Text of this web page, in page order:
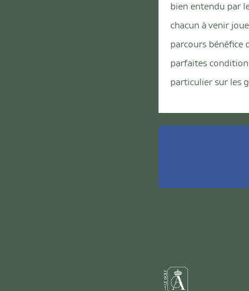
bien entendu par
chacun à venir
parcours bénéfice
parfaites
particulier sur les